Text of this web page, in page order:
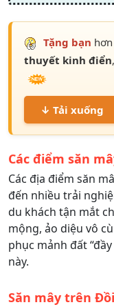
Tặng bạn hơn
thuyết kinh điển
↓ Tải xuống
Các điểm săn
Các địa điểm săn
đến nhiều trải
du khách tận mắt
mộng, ảo diệu vô
phục mảnh đất
này.
Săn mây trên